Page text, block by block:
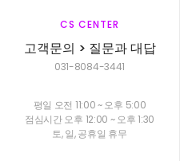
CS CENTER
고객문의 > 질문과 대답
031-8084-3441
평일 오전 11:00 ~ 오후 5:00
점심시간 오후 12:00 ~ 오후 1:30
토, 일, 공휴일 휴무